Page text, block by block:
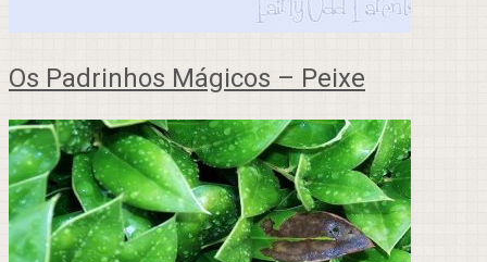
Os Padrinhos Mágicos – Peixe